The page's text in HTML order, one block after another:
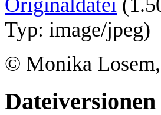
Typ: image/jpeg)
© Monika
Dateiversionen